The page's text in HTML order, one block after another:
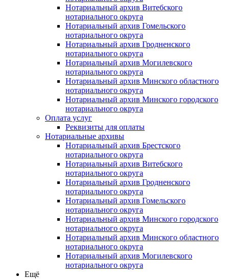
Нотариальный архив Витебского
нотариального округа
Нотариальный архив Гомельского
нотариального округа
Нотариальный архив Гродненского
нотариального округа
Нотариальный архив Могилевского
нотариального округа
Нотариальный архив Минского областного
нотариального округа
Нотариальный архив Минского городского
нотариального округа
Оплата услуг
Реквизиты для оплаты
Нотариальные архивы
Нотариальный архив Брестского
нотариального округа
Нотариальный архив Витебского
нотариального округа
Нотариальный архив Гродненского
нотариального округа
Нотариальный архив Гомельского
нотариального округа
Нотариальный архив Минского городского
нотариального округа
Нотариальный архив Минского областного
нотариального округа
Нотариальный архив Могилевского
нотариального округа
Ещё